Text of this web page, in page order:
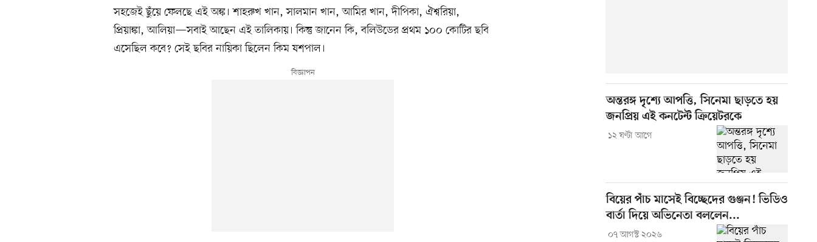
সহজেই ছুঁয়ে ফেলছে এই অঙ্ক। শাহরুখ খান, সালমান খান, আমির খান, দীপিকা, ঐশ্বরিয়া,
প্রিয়াঙ্কা, আলিয়া—সবাই আছেন এই তালিকায়। কিন্তু জানেন কি, বলিউডের প্রথম ১০০ কোটির ছবি
এসেছিল কবে? সেই ছবির নায়িকা ছিলেন কিম যশপাল।
অন্তরঙ্গ দৃশ্যে আপত্তি, সিনেমা ছাড়তে হয়
জনপ্রিয় এই কনটেন্ট ক্রিয়েটরকে
১২ ঘণ্টা আগে
বিয়ের পাঁচ মাসেই বিচ্ছেদের গুঞ্জন! ভিডিও
বার্তা দিয়ে অভিনেতা বললেন...
০৭ আগস্ট ২০২৬